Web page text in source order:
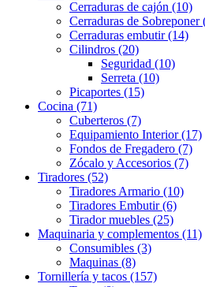
Cerraduras de cajón (10)
Cerraduras de Sobreponer
Cerraduras embutir (14)
Cilindros (20)
Seguridad (10)
Serreta (10)
Picaportes (15)
Cocina (71)
Cuberteros (7)
Equipamiento Interior (17)
Fondos de Fregadero (7)
Zócalo y Accesorios (7)
Tiradores (52)
Tiradores Armario (10)
Tiradores Embutir (6)
Tirador muebles (25)
Maquinaria y complementos (11)
Consumibles (3)
Maquinas (8)
Tornillería y tacos (157)